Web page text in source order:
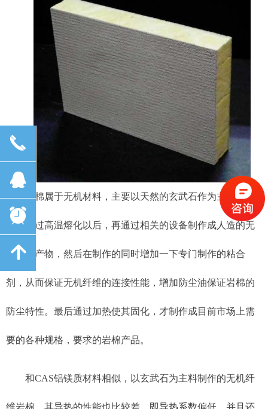
岩棉属于无机材料，主要以天然的玄武石作为主材料，
将其通过高温熔化以后，再通过相关的设备制作成人造的无
机纤维产物，然后在制作的同时增加一下专门制作的粘合
剂，从而保证无机纤维的连接性能，增加防尘油保证岩棉的
防尘特性。最后通过加热使其固化，才制作成目前市场上需
要的各种规格，要求的岩棉产品。
和CAS铝镁质材料相似，以玄武石为主料制作的无机纤
维岩棉，其导热的性能也比较差，即导热系数偏低，并且还
끅
뀩
뀥
녕